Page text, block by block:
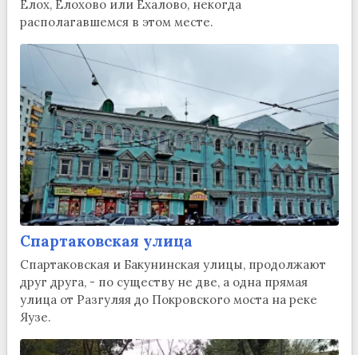
Елох, Елохово или Ехалово, некогда
располагавшемся в этом месте.
Спартаковская улица
Спартаковская и Бакунинская улицы, продолжают
друг друга, - по существу не две, а одна прямая
улица от Разгуляя до Покровского моста на реке
Яузе.